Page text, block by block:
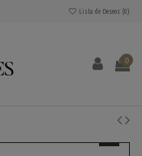
Lista de Deseos (0)
0